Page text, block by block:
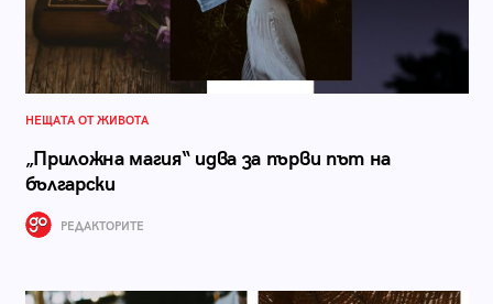
НЕЩАТА ОТ ЖИВОТА
„Приложна магия“ идва за първи път на
български
РЕДАКТОРИТЕ